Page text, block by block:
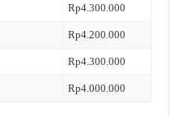
Rp4.300.000
Rp4.200.000
Rp4.300.000
Rp4.000.000